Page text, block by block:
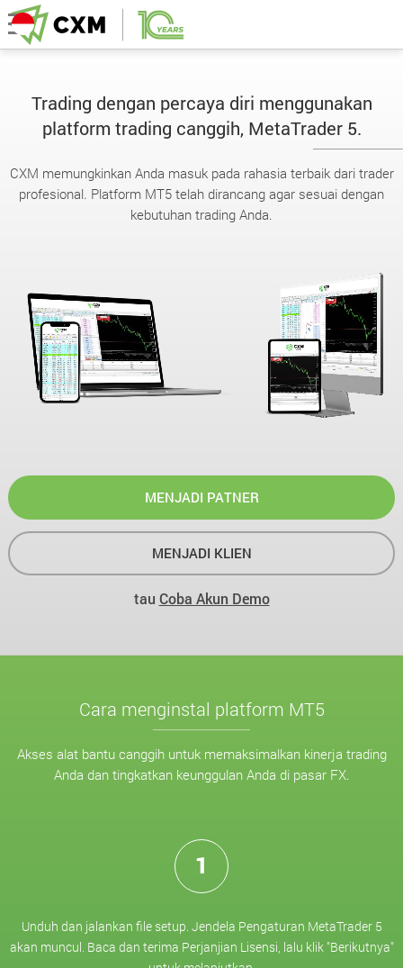
Trading dengan percaya diri menggunakan
platform trading canggih, MetaTrader 5.
CXM memungkinkan Anda masuk pada rahasia terbaik dari trader
profesional. Platform MT5 telah dirancang agar sesuai dengan
kebutuhan trading Anda.
MENJADI PATNER
MENJADI KLIEN
tau Coba Akun Demo
Cara menginstal platform MT5
Akses alat bantu canggih untuk memaksimalkan kinerja trading
Anda dan tingkatkan keunggulan Anda di pasar FX.
1
Unduh dan jalankan file setup. Jendela Pengaturan MetaTrader 5
akan muncul. Baca dan terima Perjanjian Lisensi, lalu klik "Berikutnya"